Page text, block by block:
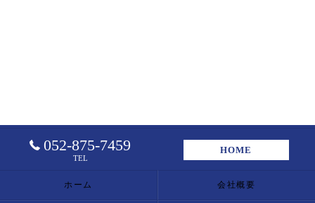
052-875-7459
TEL
HOME
ホーム 会社概要